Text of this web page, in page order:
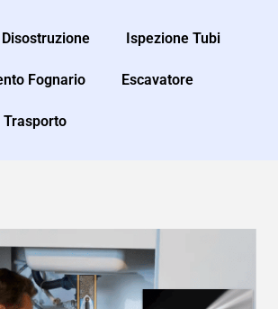
Disostruzione Ispezione Tubi
Fognario Escavatore
Trasporto